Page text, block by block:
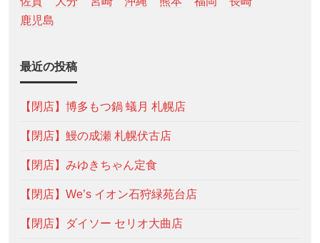
鹿児島
最近の投稿
【閉店】博多もつ鍋 蟻月 札幌店
【閉店】鰻の成瀬 札幌伏古店
【閉店】みゆきちゃん定食
【閉店】We’s イオン石狩緑苑台店
【閉店】ダイソー セリオ大曲店